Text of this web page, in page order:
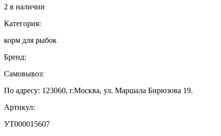
2 в наличии
Категория:
корм для рыбок
Бренд:
Самовывоз:
По адресу: 123060, г.Москва, ул. Маршала Бирюзова 19.
Артикул:
УТ000015607